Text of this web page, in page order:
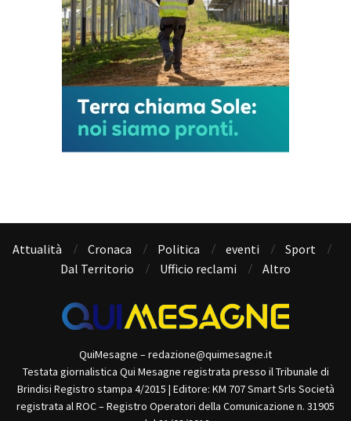
Attualità Cronaca Politica eventi
Sport
Dal Territorio
Ufficio reclami Altro
QuiMesagne – redazione@quimesagne.it
Testata giornalistica Qui Mesagne registrata presso il Tribunale di
Brindisi Registro stampa 4/2015 | Editore: KM 707 Smart Srls Società
registrata al ROC – Registro Operatori della Comunicazione n. 31905